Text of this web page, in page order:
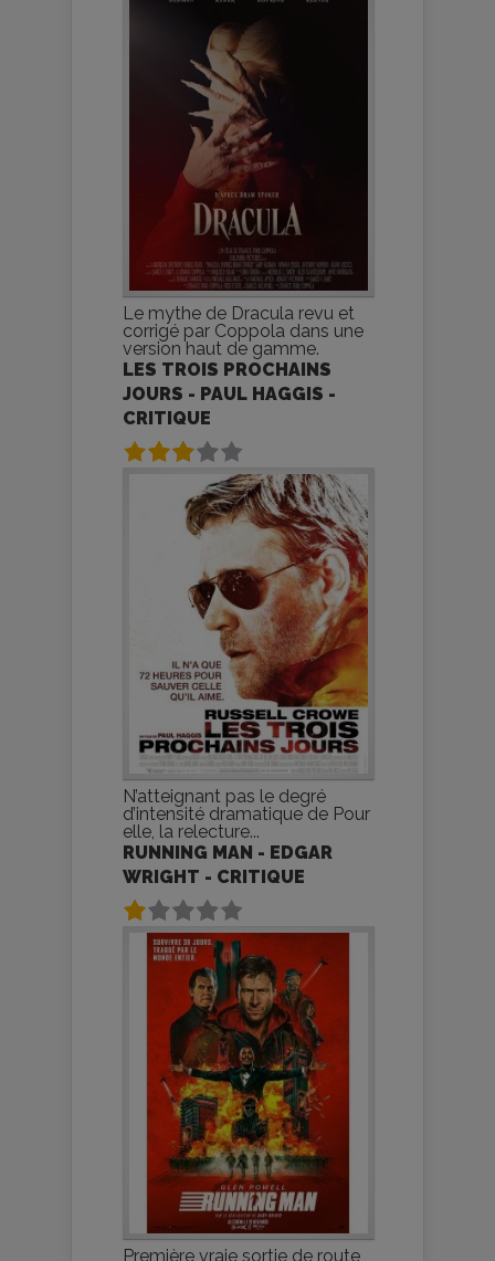
Le mythe de Dracula revu et
corrigé par Coppola dans une
version haut de gamme.
LES TROIS PROCHAINS
JOURS - PAUL HAGGIS -
CRITIQUE
N’atteignant pas le degré
d’intensité dramatique de Pour
elle, la relecture...
RUNNING MAN - EDGAR
WRIGHT - CRITIQUE
Première vraie sortie de route